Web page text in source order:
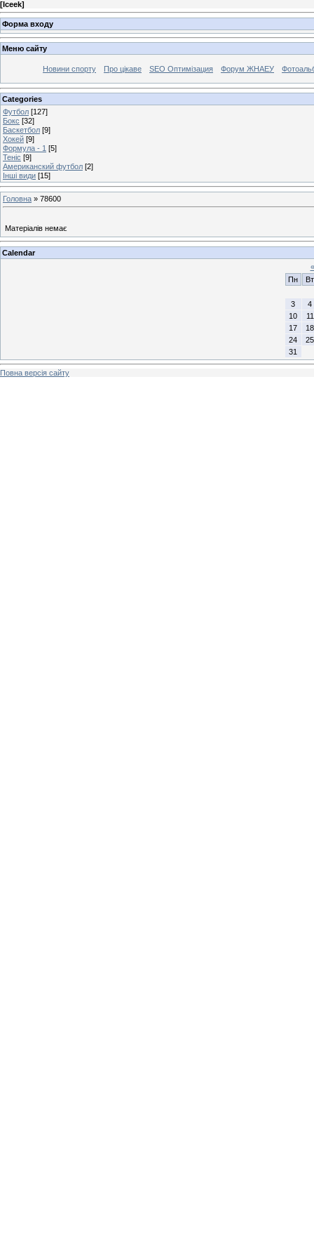
[Iceek]
Форма входу
Меню сайту
Новини спорту Про цікаве SEO Оптимізация Форум ЖНАЕУ
Categories
Футбол [127]
Бокс [32]
Баскетбол [9]
Хокей [9]
Формула - 1 [5]
Теніс [9]
Американский футбол [2]
Інші види [15]
Головна » 78600
Матеріалів немає
Calendar
«
Пн
Вт
3
4
10
11
17
18
24
25
31
Повна версія сайту